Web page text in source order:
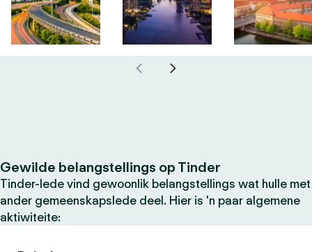
Gewilde belangstellings op Tinder
Tinder-lede vind gewoonlik belangstellings wat hulle met
ander gemeenskapslede deel. Hier is 'n paar algemene
aktiwiteite: